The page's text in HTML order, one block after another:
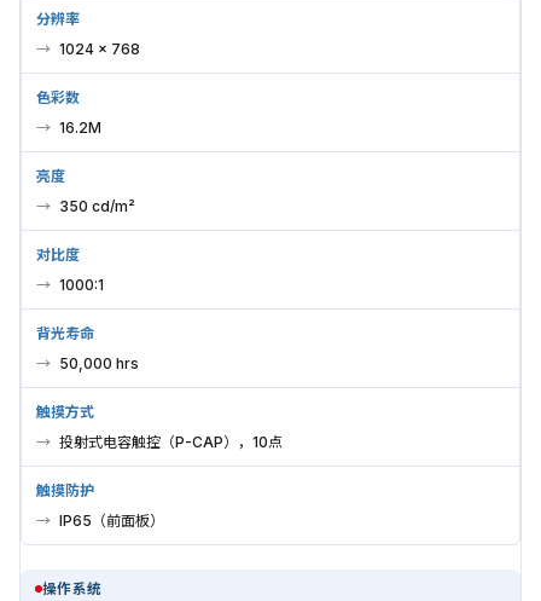
分辨率
1024 × 768
色彩数
16.2M
亮度
350 cd/m²
对比度
1000:1
背光寿命
50,000 hrs
触摸方式
投射式电容触控（P-CAP），10点
触摸防护
IP65（前面板）
操作系统